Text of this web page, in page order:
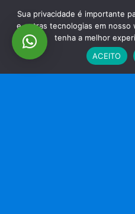
Sua privacidade é importante
e outras tecnologias em nosso
tenha a melhor
ACEITO